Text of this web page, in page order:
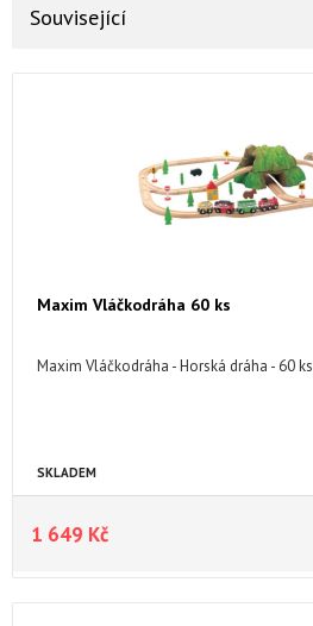
Související
Maxim Vláčkodráha 60 ks
Maxim Vláčkodráha - Horská dráha - 60 ks
SKLADEM
1 649 Kč